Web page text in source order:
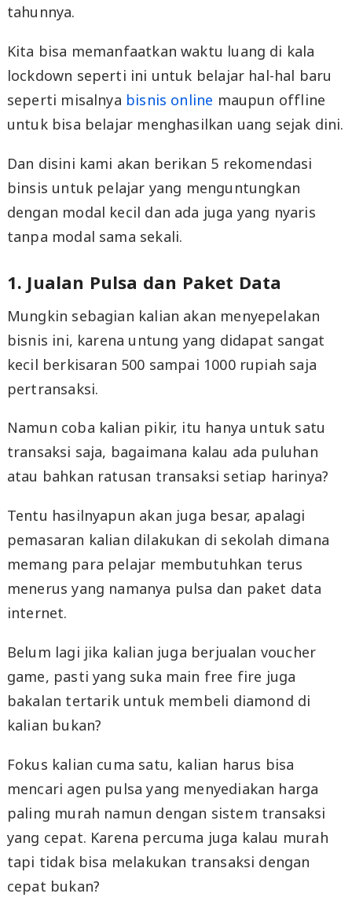
tahunnya.
Kita bisa memanfaatkan waktu luang di kala
lockdown seperti ini untuk belajar hal-hal baru
seperti misalnya bisnis online maupun offline
untuk bisa belajar menghasilkan uang sejak dini.
Dan disini kami akan berikan 5 rekomendasi
binsis untuk pelajar yang menguntungkan
dengan modal kecil dan ada juga yang nyaris
tanpa modal sama sekali.
1. Jualan Pulsa dan Paket Data
Mungkin sebagian kalian akan menyepelakan
bisnis ini, karena untung yang didapat sangat
kecil berkisaran 500 sampai 1000 rupiah saja
pertransaksi.
Namun coba kalian pikir, itu hanya untuk satu
transaksi saja, bagaimana kalau ada puluhan
atau bahkan ratusan transaksi setiap harinya?
Tentu hasilnyapun akan juga besar, apalagi
pemasaran kalian dilakukan di sekolah dimana
memang para pelajar membutuhkan terus
menerus yang namanya pulsa dan paket data
internet.
Belum lagi jika kalian juga berjualan voucher
game, pasti yang suka main free fire juga
bakalan tertarik untuk membeli diamond di
kalian bukan?
Fokus kalian cuma satu, kalian harus bisa
mencari agen pulsa yang menyediakan harga
paling murah namun dengan sistem transaksi
yang cepat. Karena percuma juga kalau murah
tapi tidak bisa melakukan transaksi dengan
cepat bukan?